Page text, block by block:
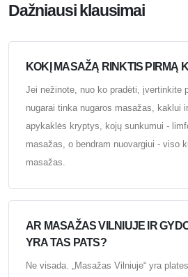
Dažniausi klausimai
KOKĮ MASAŽĄ RINKTIS PIRMĄ
Jei nežinote, nuo ko pradėti, įvertinkite
nugarai tinka nugaros masažas, kaklui
apykaklės kryptys, kojų sunkumui -
masažas, o bendram nuovargiui - viso
masažas.
AR MASAŽAS VILNIUJE IR
YRA TAS PATS?
Ne visada. „Masažas Vilniuje“ yra